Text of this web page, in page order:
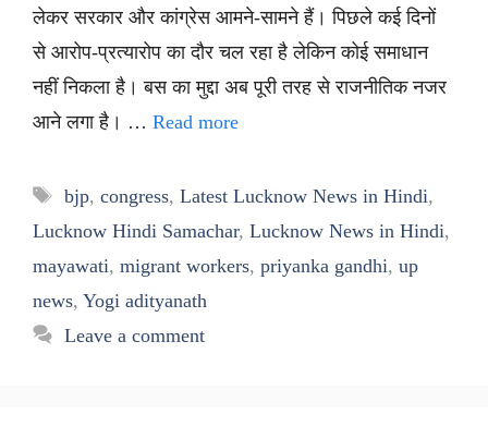
लेकर सरकार और कांग्रेस आमने-सामने हैं। पिछले कई दिनों
से आरोप-प्रत्यारोप का दौर चल रहा है लेकिन कोई समाधान
नहीं निकला है। बस का मुद्दा अब पूरी तरह से राजनीतिक नजर
आने लगा है। … Read more
Tags
bjp, congress, Latest Lucknow News in Hindi,
Lucknow Hindi Samachar, Lucknow News in Hindi,
mayawati, migrant workers, priyanka gandhi, up
news, Yogi adityanath
Leave a comment